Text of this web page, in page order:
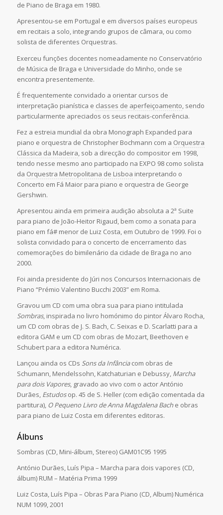
de Piano de Braga em 1980.
Apresentou-se em Portugal e em diversos países europeus
em recitais a solo, integrando grupos de câmara, ou como
solista de diferentes Orquestras.
Exerceu funções docentes nomeadamente no Conservatório
de Música de Braga e Universidade do Minho, onde se
encontra presentemente.
É frequentemente convidado a orientar cursos de
interpretação pianística e classes de aperfeiçoamento , sendo
particularmente apreciados os seus recitais-conferência.
Fez a estreia mundial da obra Monograph Expanded para
piano e orquestra de Christopher Bochmann com a Orquestra
Clássica da Madeira, sob a direcção do compositor em 1998,
tendo nesse mesmo ano participado na EXPO 98 como solista
da Orquestra Metropolitana de Lisboa interpretando o
Concerto em Fá Maior para piano e orquestra de George
Gershwin.
Apresentou ainda em primeira audição absoluta a 2ª Suite
para piano de João-Heitor Rigaud, bem como a sonata para
piano em fá# menor de Luiz Costa, em Outubro de 1999. Foi o
solista convidado para o concerto de encerramento das
comemorações do bimilenário da cidade de Braga no ano
2000.
Foi ainda presidente do Júri nos Concursos Internacionais de
Piano “Prémio Valentino Bucchi 2003” em Roma.
Gravou um CD com uma obra sua para piano intitulada
Sombras, inspirada no livro homónimo do pintor Álvaro Rocha,
um CD com obras de J. S. Bach, C. Seixas e D. Scarlatti para a
editora GAM e um CD com obras de Mozart, Beethoven e
Schubert para a editora Numérica.
Lançou ainda os CDs Sons da Infânciacom obras de
Schumann, Mendelssohn, Katchaturian e Debussy, Marcha
para dois Vapores, gravado ao vivo com o actor António
Durães, Estudosop. 45 de S. Heller (com edição comentada da
partitura), O Pequeno Livro de Anna Magdalena Bache obras
para piano de Luiz Costa em diferentes editoras.
Álbuns
Sombras (CD, Mini-álbum, Stereo) GAM01C95 1995
António Durães, Luís Pipa – Marcha para dois vapores (CD,
álbum) RUM – Matéria Prima 1999
Luiz Costa, Luís Pipa – Obras Para Piano (CD, Album) Numérica
NUM 1099, 2001